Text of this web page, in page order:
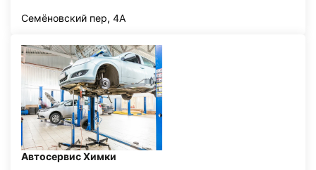
Семёновский пер, 4А
Автосервис Химки